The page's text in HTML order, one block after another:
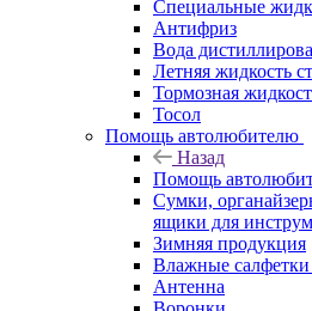
Специальные
Антифриз
Вода
Летняя жидкость
Тормозная
Тосол
Помощь автолюбителю
Назад
Помощь
Сумки,
ящики для
Зимняя продукция
Влажные салфетки
Антенна